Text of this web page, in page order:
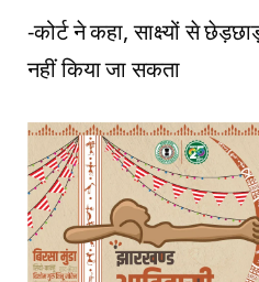
-कोर्ट ने कहा, साक्ष्यों से
नहीं किया जा सकता